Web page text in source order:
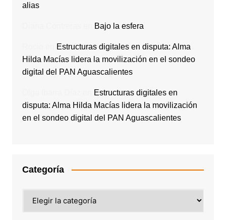
alias
Bajo la esfera
Estructuras digitales en disputa: Alma
Hilda Macías lidera la movilización en el sondeo
digital del PAN Aguascalientes
Estructuras digitales en
disputa: Alma Hilda Macías lidera la movilización
en el sondeo digital del PAN Aguascalientes
Categoría